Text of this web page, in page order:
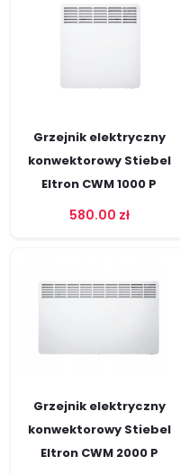
Grzejnik elektryczny
konwektorowy Stiebel
Eltron CWM 1000 P
580.00 zł
Grzejnik elektryczny
konwektorowy Stiebel
Eltron CWM 2000 P